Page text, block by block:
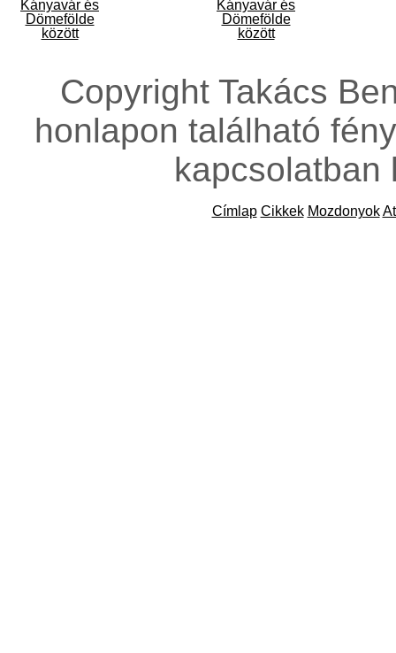
Copyright Takács
honlapon található
Címlap Cikkek Mozdonyok